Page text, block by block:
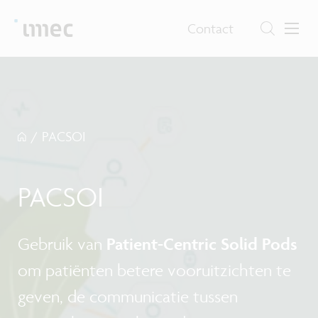
Contact
/ PACSOI
PACSOI
Gebruik van Patient-Centric Solid Pods
om patiënten betere vooruitzichten te
geven, de communicatie tussen